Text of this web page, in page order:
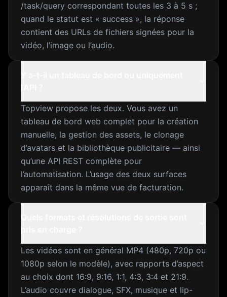
/task/query correspondant toutes les 3 à 5 s ;
quand le statut est « success », la réponse
contient des URLs de fichiers signées pour la
vidéo, l’image ou l’audio.
Topview propose les deux. Vous avez un
tableau de bord web complet pour la création
manuelle, la gestion des assets, le clonage
d’avatars et la bibliothèque publicitaire — ainsi
qu’une API REST complète pour
l’automatisation. L’usage des deux surfaces
apparaît dans la même vue de facturation.
Les vidéos sont en général MP4 (480p, 720p ou
1080p selon le modèle), avec rapports d’aspect
au choix dont 16:9, 9:16, 1:1, 4:3, 3:4 et 21:9.
L’audio couvre dialogue, SFX, musique et lip-